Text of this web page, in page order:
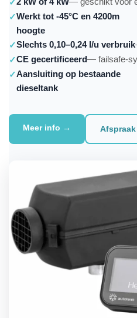
Werkt tot -45°C en 4200m
hoogte
Slechts 0,10–0,24 l/u verbruik
CE gecertificeerd— failsafe-
Aansluiting op bestaande
dieseltank
Meer info → Afspraak